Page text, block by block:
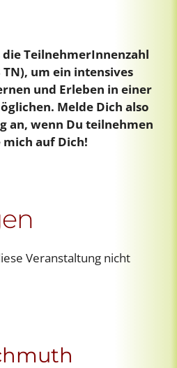
TeilnehmerInnenzahl
um ein intensives
und Erleben in einer
Melde Dich also
an, wenn Du teilnehmen
auf Dich!
Veranstaltung nicht